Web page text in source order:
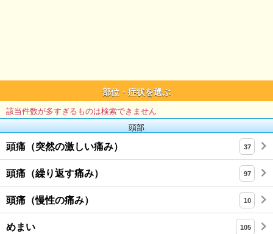
部位・症状を選ぶ
該当件数が多すぎるものは検索できません
頭部
頭痛（突然の激しい痛み） 37
頭痛（繰り返す痛み） 97
頭痛（慢性の痛み） 10
めまい 105